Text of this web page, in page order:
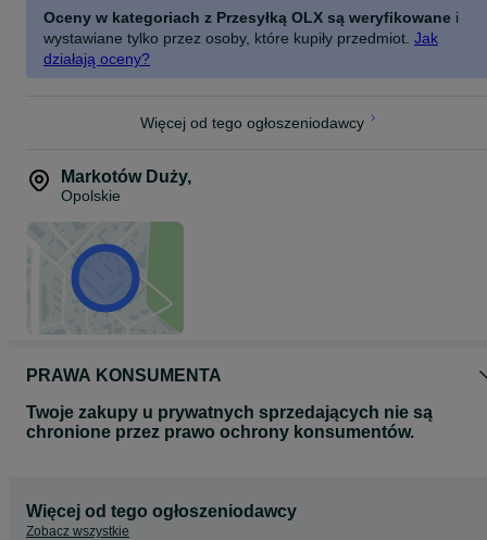
Oceny w kategoriach z Przesyłką OLX są weryfikowane i
wystawiane tylko przez osoby, które kupiły przedmiot. Jak
działają oceny?
Więcej od tego ogłoszeniodawcy
Markotów Duży,
Opolskie
PRAWA KONSUMENTA
Twoje zakupy u prywatnych sprzedających nie są
chronione przez prawo ochrony konsumentów.
Więcej od tego ogłoszeniodawcy
Zobacz wszystkie